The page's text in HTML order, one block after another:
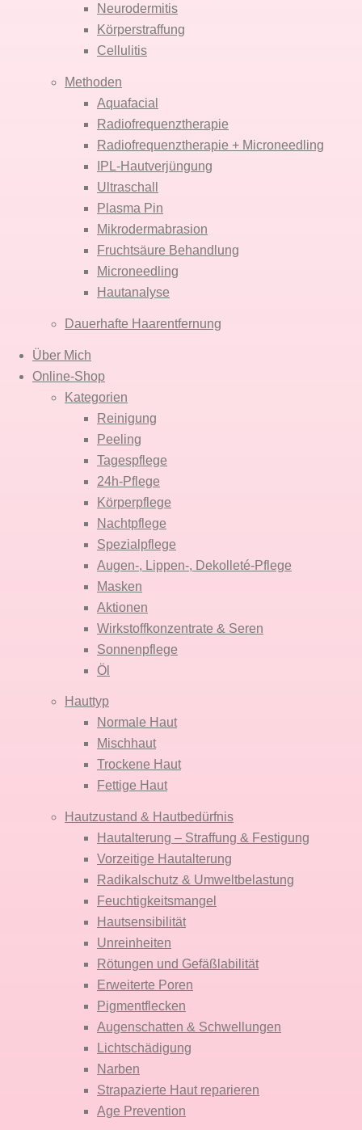
Neurodermitis
Körper­straffung
Cellulitis
Methoden
Aquafacial
Radiofrequenz­therapie
Radiofrequenz­therapie + Micro­needling
IPL-Haut­verjüngung
Ultraschall
Plasma Pin
Mikro­dermabrasion
Fruchtsäure Behandlung
Microneedling
Hautanalyse
Dauerhafte Haar­entfernung
Über Mich
Online-Shop
Kategorien
Reinigung
Peeling
Tagespflege
24h-Pflege
Körperpflege
Nachtpflege
Spezialpflege
Augen-, Lippen-, Dekolleté-Pflege
Masken
Aktionen
Wirkstoffkonzentrate & Seren
Sonnenpflege
Öl
Hauttyp
Normale Haut
Mischhaut
Trockene Haut
Fettige Haut
Hautzustand & Hautbedürfnis
Hautalterung – Straffung & Festigung
Vorzeitige Hautalterung
Radikalschutz & Umweltbelastung
Feuchtigkeitsmangel
Hautsensibilität
Unreinheiten
Rötungen und Gefäßlabilität
Erweiterte Poren
Pigmentflecken
Augenschatten & Schwellungen
Lichtschädigung
Narben
Strapazierte Haut reparieren
Age Prevention